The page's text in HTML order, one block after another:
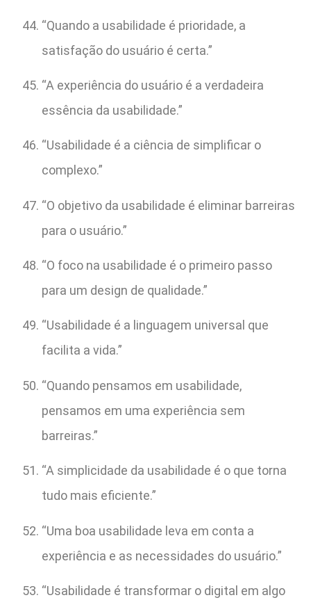
“Quando a usabilidade é prioridade, a
satisfação do usuário é certa.”
“A experiência do usuário é a verdadeira
essência da usabilidade.”
“Usabilidade é a ciência de simplificar o
complexo.”
“O objetivo da usabilidade é eliminar barreiras
para o usuário.”
“O foco na usabilidade é o primeiro passo
para um design de qualidade.”
“Usabilidade é a linguagem universal que
facilita a vida.”
“Quando pensamos em usabilidade,
pensamos em uma experiência sem
barreiras.”
“A simplicidade da usabilidade é o que torna
tudo mais eficiente.”
“Uma boa usabilidade leva em conta a
experiência e as necessidades do usuário.”
“Usabilidade é transformar o digital em algo